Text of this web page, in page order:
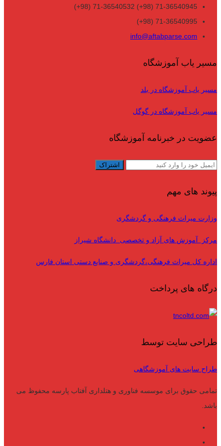
71-36540945 (98+) 71-36540532 (98+)
71-36540995 (98+)
info@aftabparse.com
مسیر یاب آموزشگاه
مسیر یاب آموزشگاه در بلد
مسیر یاب آموزشگاه در گوگل
عضویت در خبرنامه آموزشگاه
پیوند های مهم
وزارت میراث فرهنگی و گردشگری
مرکز آموزش های آزاد و تخصصی دانشگاه شیراز
اداره کل میراث فرهنگی،گردشگری و صنایع دستی استان فارس
درگاه های پرداخت
طراحی سایت توسط
طراح سایت های آموزشگاهی
تمامی حقوق برای موسسه فناوری و هتلداری آفتاب پارسه محفوظ می
باشد.